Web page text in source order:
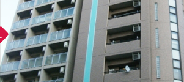
お問い合わせ